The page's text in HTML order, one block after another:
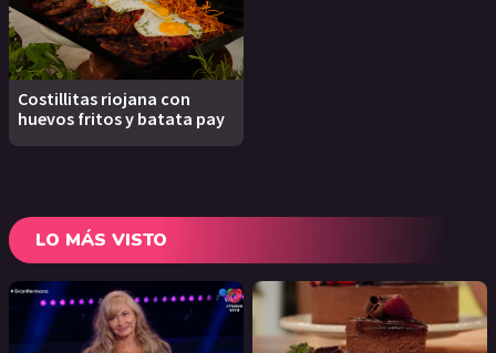
Costillitas riojana con
huevos fritos y batata pay
LO MÁS VISTO